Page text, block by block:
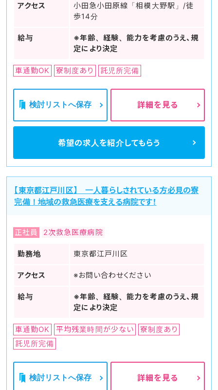
アクセス
小田急小田原線「相模大野駅」/徒
歩14分
給与
※年齢、経験、能力を考慮のうえ、規
定により決定
車通勤OK 寮制度あり 託児所完備
検討リストへ保存 詳細を見る
希望の求人を紹介してもらう
【東京都江戸川区】 一人暮らしされている方必見の寮
完備！地域の救急医療を支える病院です！
正社員 2次救急医療病院
勤務地 東京都江戸川区
アクセス ※お問い合わせください
給与
※年齢、経験、能力を考慮のうえ、規
定により決定
車通勤OK 平均残業時間が少ない
寮制度あり
託児所完備
検討リストへ保存 詳細を見る